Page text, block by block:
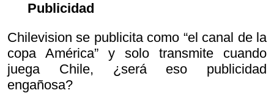
Publicidad
Chilevision se publicita como “el canal de la
copa América” y solo transmite cuando
juega Chile, ¿será eso publicidad
engañosa?